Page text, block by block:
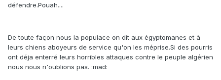
défendre.Pouah....
De toute façon nous la populace on dit aux égyptomanes et à
leurs chiens aboyeurs de service qu'on les méprise.Si des pourris
ont déja enterré leurs horribles attaques contre le peuple algérien
nous nous n'oublions pas. :mad: